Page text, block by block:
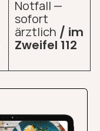
Notfall —
sofort
ärztlich / im
Zweifel 112